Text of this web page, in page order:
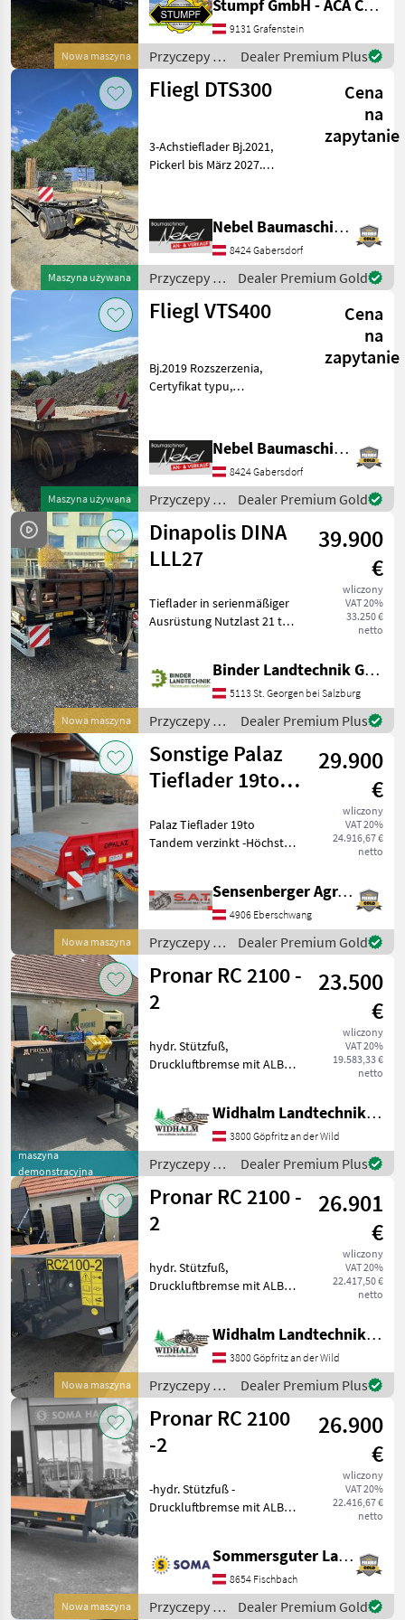
Fliegl
2
Stronga
2
Dinapolis
Pokaż
wszystkie
7
MARKETPLACE
Marketplace
Oferty
dealerów
Ogłoszenia
drobne
Nowa maszyna
Transport schwerer Lasten.
Dieses Modell i
Stumpf GmbH - ACA Center Stumpf
9131 Grafenstein
Przyczepy /
Pronar
Dealer Premium Plus
Maszyna używana
Fliegl DTS300
Cena
na
zapytanie
3-Achstieflader Bj.2021,
Pickerl bis März 2027.
podpierająca,
Automatyczna ściana tylna,
Hydrauliczna blokada ścian
kabin
Nebel Baumaschinen
8424 Gabersdorf
Przyczepy /
Fliegl
Dealer Premium Gold
Maszyna używana
Fliegl VTS400
Cena
na
zapytanie
Bj.2019 Rozszerzenia,
Certyfikat typu,
Automatyczna ściana tylna,
Hydrauliczna blokada ścian
kabiny Przyczepy
Niskopodwoziowe
Nebel Baumaschinen
8424 Gabersdorf
Przyczepy /
Fliegl
Dealer Premium Gold
Nowa maszyna
Dinapolis DINA
LLL27
39.900
€
wliczony
VAT 20%
33.250 €
netto
Tieflader in serienmäßiger
Ausrüstung Nutzlast 21 to
6500 mm Länge des
geneigten Hecks 1700 mm
Breite der Pla
Binder Landtechnik GmbH & CoKG
5113 St. Georgen bei Salzburg
Przyczepy /
Dinapolis
Dealer Premium Plus
Nowa maszyna
Sonstige Palaz
Tieflader 19to
29.900
€
wliczony
VAT 20%
24.916,67 €
netto
Palaz Tieflader 19to
Tandem verzinkt -Höchst
Stützlast 3000 kg -Nutzlast
15000 kg -2 x 10 Tonnen
Achse -Hydr
Sensenberger Agrar-Technik
4906 Eberschwang
Przyczepy /
Sonstige
Dealer Premium Gold
maszyna
demonstracyjna
Pronar RC 2100 -
2
23.500
€
wliczony
VAT 20%
19.583,33 €
netto
hydr. Stützfuß,
Druckluftbremse mit ALB
Unterfahrschutz,
mechanische Rampen 50cm
breit, Trommelbremse
300x135mm, gefederte
Deich
Widhalm Landtechnik GmbH
3800 Göpfritz an der Wild
Przyczepy /
Pronar
Dealer Premium Plus
Nowa maszyna
Pronar RC 2100 -
2
26.901
€
wliczony
VAT 20%
22.417,50 €
netto
hydr. Stützfuß,
Druckluftbremse mit ALB
Unterfahrschutz,
mechanische Rampen,
Trommelbremse
300x135mm, gefederte
Deichsel,
Widhalm Landtechnik GmbH
3800 Göpfritz an der Wild
Przyczepy /
Pronar
Dealer Premium Plus
Nowa maszyna
Pronar RC 2100
-2
26.900
€
wliczony
VAT 20%
22.416,67 €
netto
-hydr. Stützfuß -
Druckluftbremse mit ALB
Unterfahrschutz -
mechanische Rampen -
Trommelbremse
300x135mm -gefederte De
Sommersguter Landmaschinen GmbH
8654 Fischbach
Przyczepy /
Dealer Premium Gold